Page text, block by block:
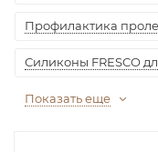
Профилактика
Силиконы FRESCO
Показать еще